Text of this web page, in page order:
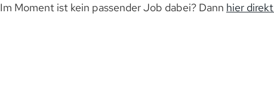
Im Moment ist kein passender Job dabei? Dann hier direkt